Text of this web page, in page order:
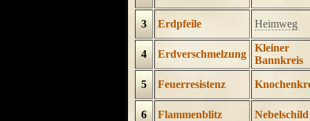
3 Erdpfeile Heimweg
4 Erdverschmelzung
Kleiner
Bannkreis
5 Feuerresistenz
6 Flammenblitz Nebelschild